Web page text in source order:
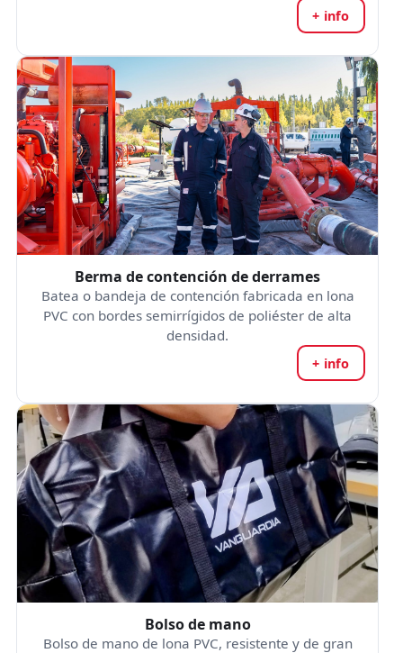
+ info
Berma de contención de derrames
Batea o bandeja de contención fabricada en lona
PVC con bordes semirrígidos de poliéster de alta
densidad.
+ info
Bolso de mano
Bolso de mano de lona PVC, resistente y de gran